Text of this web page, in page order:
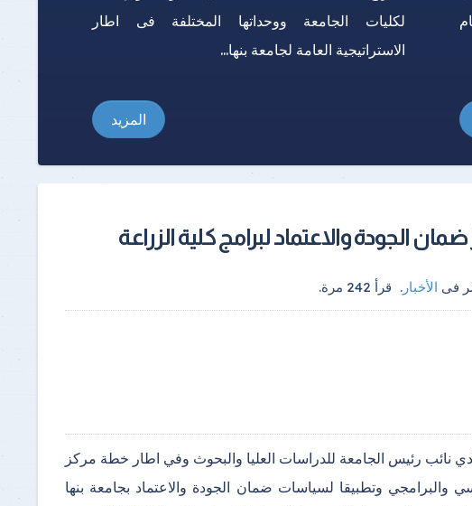
لكليات الجامعة ووحداتها المختلفة فى اطار
الاستراتيجية العامة لجامعة بنها...
المزيد
الجودة والاعتماد لبرامج كلية الزراعة
فى الأخبار . قرأ 242 مرة.
نائب رئيس الجامعة للدراسات العليا والبحوث وفي اطار خطة مركز
والبرامجي وتطبيقا لسياسات ضمان الجودة والاعتماد بجامعة بنها